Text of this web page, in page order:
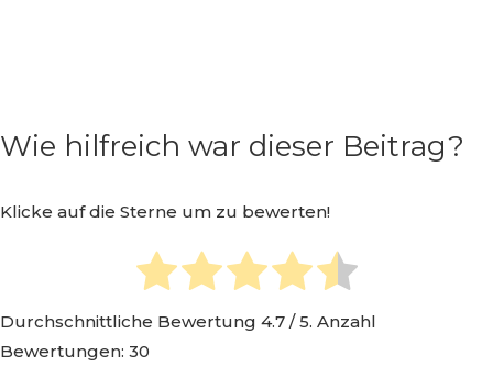
Wie hilfreich war dieser Beitrag?
Klicke auf die Sterne um zu bewerten!
Durchschnittliche Bewertung 4.7 / 5. Anzahl
Bewertungen: 30